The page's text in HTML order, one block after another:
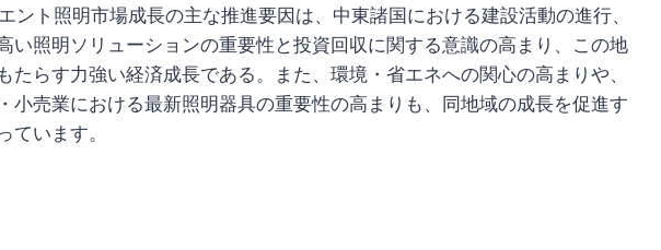
ント照明市場成長の主な推進要因は、中東諸国における建設活動の進行、
い照明ソリューションの重要性と投資回収に関する意識の高まり、この地
たらす力強い経済成長である。また、環境・省エネへの関心の高まりや、
小売業における最新照明器具の重要性の高まりも、同地域の成長を促進す
ています。